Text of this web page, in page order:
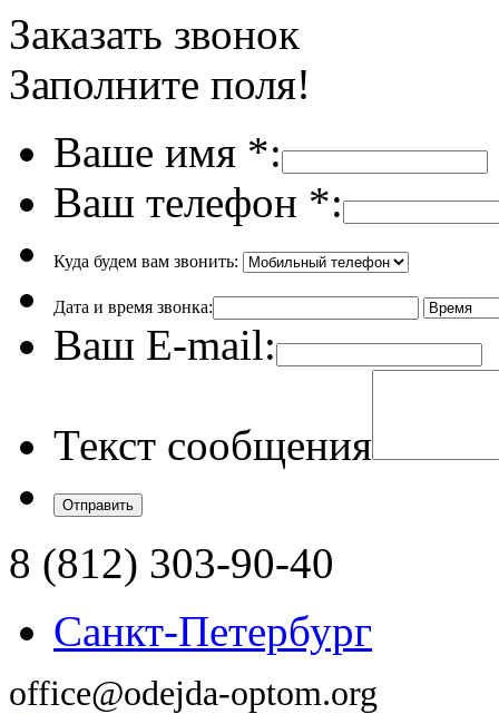
Заказать звонок
Заполните поля!
Ваше имя *:
Ваш телефон *:
Куда будем вам звонить:
Дата и время звонка:
Ваш E-mail:
Текст сообщения
8 (812) 303-90-40
Санкт-Петербург
office@odejda-optom.org